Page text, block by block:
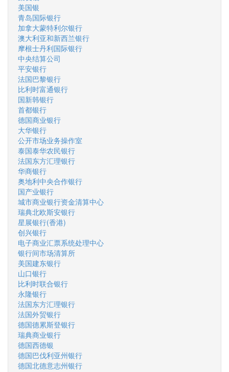
美国银
青岛国际银行
加拿大蒙特利尔银行
澳大利亚和新西兰银行
摩根士丹利国际银行
中央结算公司
平安银行
法国巴黎银行
比利时富通银行
国新韩银行
首都银行
德国商业银行
大华银行
公开市场业务操作室
泰国泰华农民银行
法国东方汇理银行
华商银行
奥地利中央合作银行
国产业银行
城市商业银行资金清算中心
瑞典北欧斯安银行
星展银行(香港)
创兴银行
电子商业汇票系统处理中心
银行间市场清算所
美国建东银行
山口银行
比利时联合银行
永隆银行
法国东方汇理银行
法国外贸银行
德国德累斯登银行
瑞典商业银行
德国西德银
德国巴伐利亚州银行
德国北德意志州银行